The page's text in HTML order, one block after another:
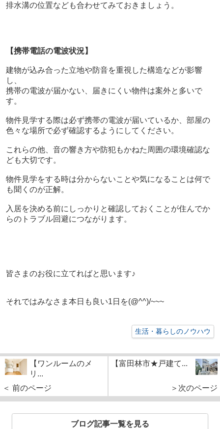
排水溝の位置なども合わせてみておきましょう。
【携帯電話の電波状況】
建物が込み合った立地や防音を重視した構造などが影響
し、
携帯の電波が届かない、届きにくい物件は案外と多いで
す。
物件見学する際は必ず携帯の電波が届いているか、部屋の
色々な場所で必ず確認するようにしてください。
これらの他、音の響き方や防犯もかねた周囲の環境確認な
ども大切です。
物件見学をする時は分からないことや気になることは何で
も聞くのが正解。
入居を決める前にしっかりと確認しておくことが住んでか
らのトラブル回避につながります。
皆さまのお役に立てればと思います♪
それではみなさま本日も良い1日を(@^^)/~~~
生活・暮らしのノウハウ
【ワンルームのメ
リ...
＜ 前のページ
【富田林市★戸建て...
＞次のページ
ブログ記事一覧を見る